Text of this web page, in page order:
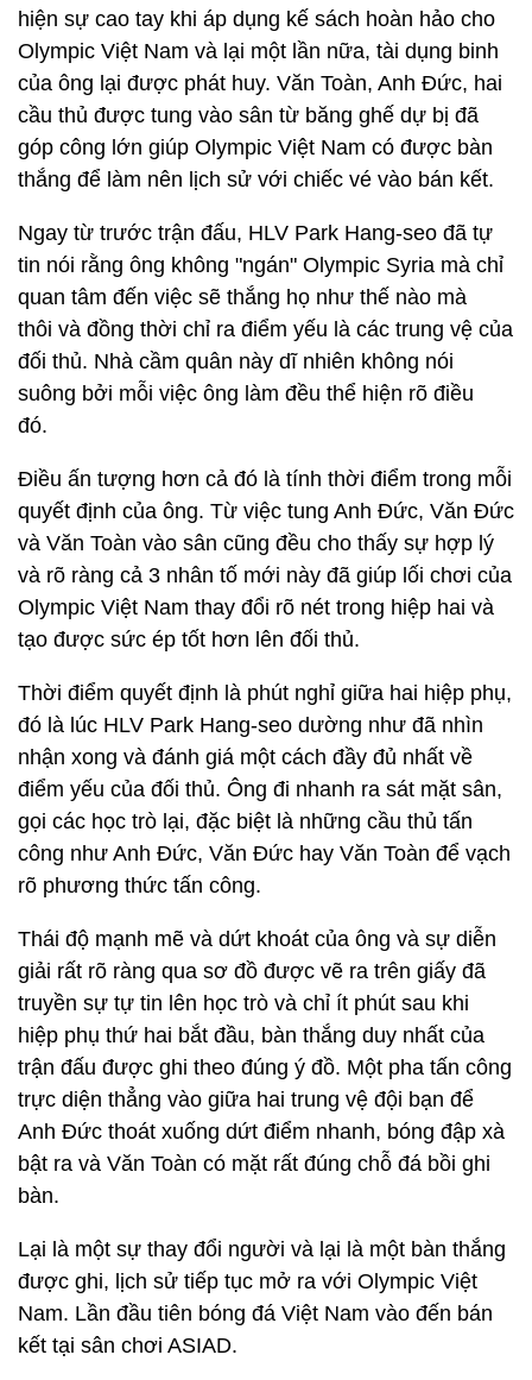
hiện sự cao tay khi áp dụng kế sách hoàn hảo cho
Olympic Việt Nam và lại một lần nữa, tài dụng binh
của ông lại được phát huy. Văn Toàn, Anh Đức, hai
cầu thủ được tung vào sân từ băng ghế dự bị đã
góp công lớn giúp Olympic Việt Nam có được bàn
thắng để làm nên lịch sử với chiếc vé vào bán kết.
Ngay từ trước trận đấu, HLV Park Hang-seo đã tự
tin nói rằng ông không "ngán" Olympic Syria mà chỉ
quan tâm đến việc sẽ thắng họ như thế nào mà
thôi và đồng thời chỉ ra điểm yếu là các trung vệ của
đối thủ. Nhà cầm quân này dĩ nhiên không nói
suông bởi mỗi việc ông làm đều thể hiện rõ điều
đó.
Điều ấn tượng hơn cả đó là tính thời điểm trong mỗi
quyết định của ông. Từ việc tung Anh Đức, Văn Đức
và Văn Toàn vào sân cũng đều cho thấy sự hợp lý
và rõ ràng cả 3 nhân tố mới này đã giúp lối chơi của
Olympic Việt Nam thay đổi rõ nét trong hiệp hai và
tạo được sức ép tốt hơn lên đối thủ.
Thời điểm quyết định là phút nghỉ giữa hai hiệp phụ,
đó là lúc HLV Park Hang-seo dường như đã nhìn
nhận xong và đánh giá một cách đầy đủ nhất về
điểm yếu của đối thủ. Ông đi nhanh ra sát mặt sân,
gọi các học trò lại, đặc biệt là những cầu thủ tấn
công như Anh Đức, Văn Đức hay Văn Toàn để vạch
rõ phương thức tấn công.
Thái độ mạnh mẽ và dứt khoát của ông và sự diễn
giải rất rõ ràng qua sơ đồ được vẽ ra trên giấy đã
truyền sự tự tin lên học trò và chỉ ít phút sau khi
hiệp phụ thứ hai bắt đầu, bàn thắng duy nhất của
trận đấu được ghi theo đúng ý đồ. Một pha tấn công
trực diện thẳng vào giữa hai trung vệ đội bạn để
Anh Đức thoát xuống dứt điểm nhanh, bóng đập xà
bật ra và Văn Toàn có mặt rất đúng chỗ đá bồi ghi
bàn.
Lại là một sự thay đổi người và lại là một bàn thắng
được ghi, lịch sử tiếp tục mở ra với Olympic Việt
Nam. Lần đầu tiên bóng đá Việt Nam vào đến bán
kết tại sân chơi ASIAD.